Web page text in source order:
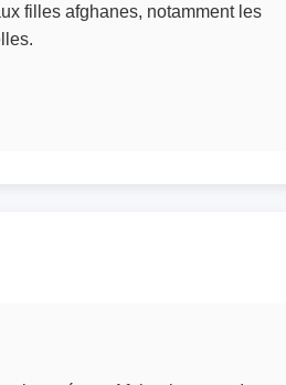
filles afghanes, notamment les